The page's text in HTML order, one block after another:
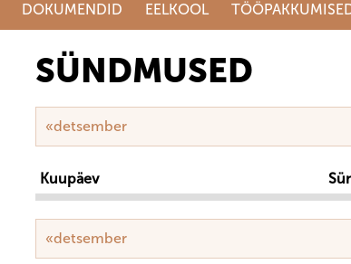
DOKUMENDID EELKOOL
SÜNDMUSED
«detsember
Kuupäev
«detsember